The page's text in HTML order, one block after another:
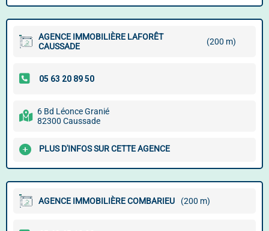
AGENCE IMMOBILIÈRE LAFORÊT
CAUSSADE
(200 m)
6 Bd Léonce Granié
82300 Caussade
PLUS D'INFOS SUR CETTE AGENCE
AGENCE IMMOBILIÈRE COMBARIEU (200 m)